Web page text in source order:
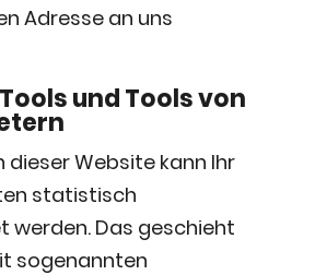
Adresse an uns
und Tools von
dieser Website kann Ihr
statistisch
werden. Das geschieht
sogenannten